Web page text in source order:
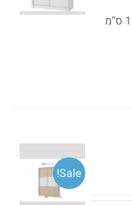
גובה- 240 ס"מ (ניתן לשינוי) רוחב- 160 ס"מ
Sale!